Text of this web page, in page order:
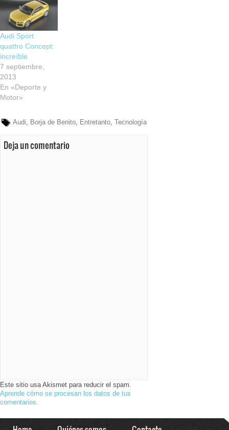
Audi Sport
quattro Concept:
increíble
7 septiembre,
2013
En «Deporte y
Motor»
Audi, Borja de Benito, Entretanto, Tecnología
Deja un comentario
Este sitio usa Akismet para reducir el spam.
Aprende cómo se procesan los datos de tus
comentarios.